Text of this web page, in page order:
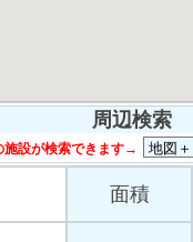
周辺検索
施設が検索できます→
面積